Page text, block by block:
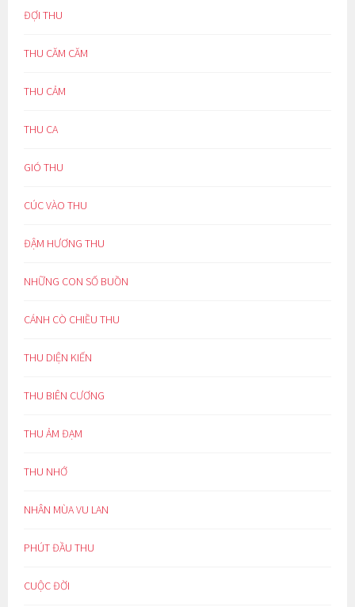
ĐỢI THU
THU CĂM CĂM
THU CẢM
THU CA
GIÓ THU
CÚC VÀO THU
ĐẬM HƯƠNG THU
NHỮNG CON SỐ BUỒN
CÁNH CÒ CHIỀU THU
THU DIỆN KIẾN
THU BIÊN CƯƠNG
THU ẢM ĐẠM
THU NHỚ
NHÂN MÙA VU LAN
PHÚT ĐẦU THU
CUỘC ĐỜI